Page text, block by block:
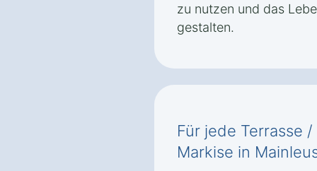
zu nutzen und das
gestalten.
Für jede Terrasse
Markise in